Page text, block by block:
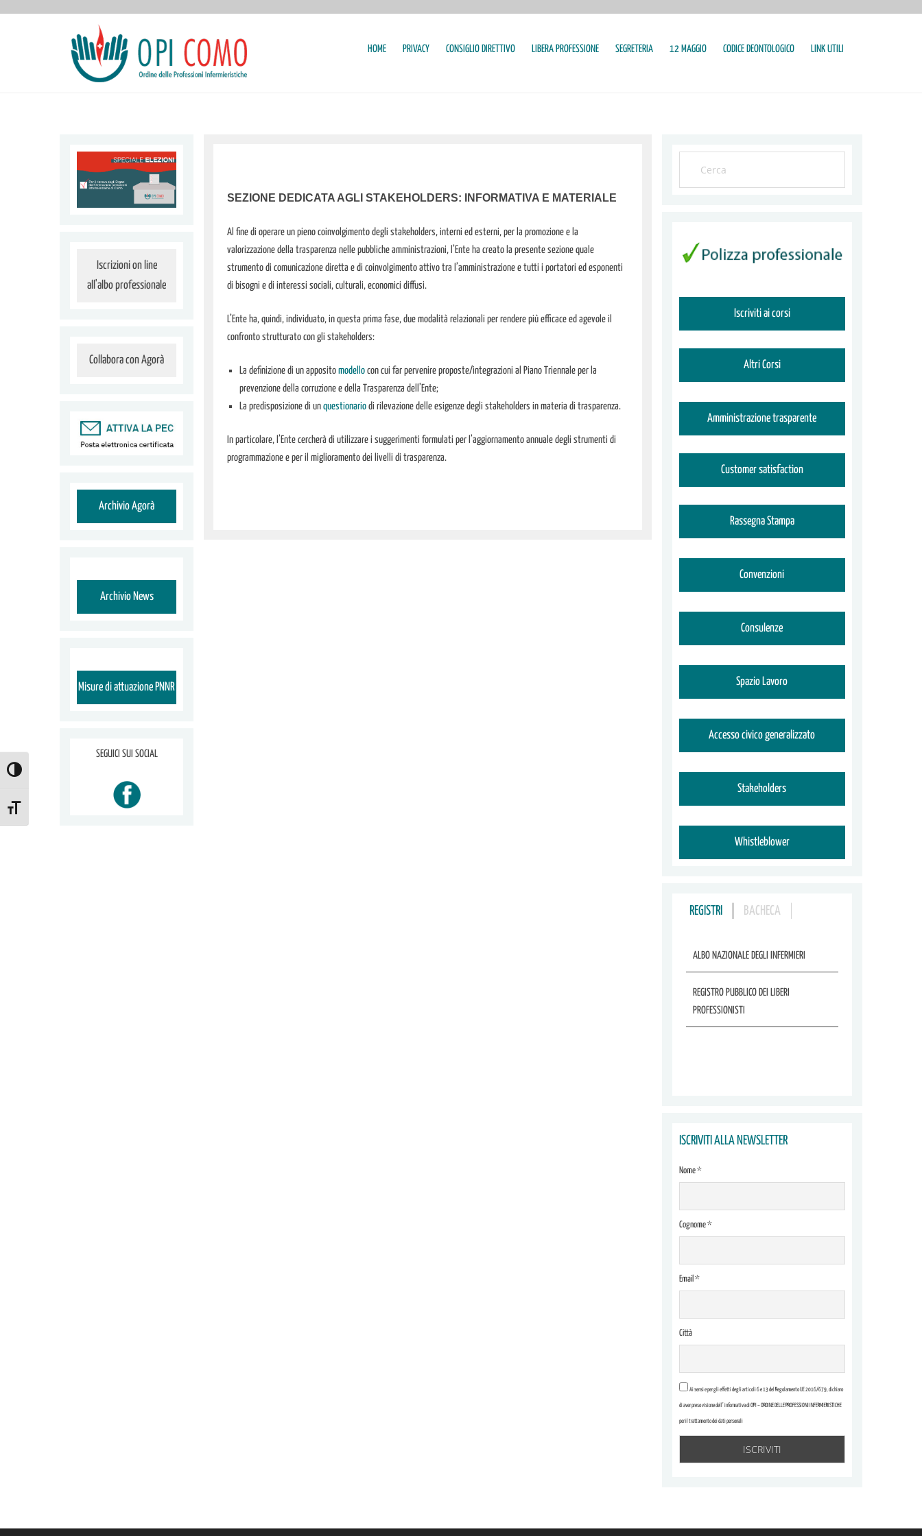
ATTIVA/DISATTIVA ALTO CONTRASTO
ATTIVA/DISATTIVA DIMENSIONE TESTO
HOME PRIVACY CONSIGLIO DIRETTIVO LIBERA PROFESSIONE SEGRETERIA 12 MAGGIO CODICE DEONTOLOGICO LINK UTILI
Iscrizioni on line
all'albo professionale
Collabora con Agorà
Archivio Agorà
Archivio News
Misure di attuazione PNNR
SEGUICI SUI SOCIAL
SEZIONE DEDICATA AGLI STAKEHOLDERS: INFORMATIVA E MATERIALE
Al fine di operare un pieno coinvolgimento degli stakeholders, interni ed esterni, per la promozione e la
valorizzazione della trasparenza nelle pubbliche amministrazioni, l’Ente ha creato la presente sezione quale
strumento di comunicazione diretta e di coinvolgimento attivo tra l’amministrazione e tutti i portatori ed esponenti
di bisogni e di interessi sociali, culturali, economici diffusi.
L’Ente ha, quindi, individuato, in questa prima fase, due modalità relazionali per rendere più efficace ed agevole il
confronto strutturato con gli stakeholders:
La definizione di un apposito modello con cui far pervenire proposte/integrazioni al Piano Triennale per la
prevenzione della corruzione e della Trasparenza dell’Ente;
La predisposizione di un questionario di rilevazione delle esigenze degli stakeholders in materia di trasparenza.
In particolare, l’Ente cercherà di utilizzare i suggerimenti formulati per l’aggiornamento annuale degli strumenti di
programmazione e per il miglioramento dei livelli di trasparenza.
Iscriviti ai corsi
Altri Corsi
Amministrazione trasparente
Customer satisfaction
Rassegna Stampa
Convenzioni
Consulenze
Spazio Lavoro
Accesso civico generalizzato
Stakeholders
Whistleblower
REGISTRI BACHECA
ALBO NAZIONALE DEGLI INFERMIERI
REGISTRO PUBBLICO DEI LIBERI
PROFESSIONISTI
ISCRIVITI ALLA NEWSLETTER
Nome *
Cognome *
Email *
Città
Ai sensi e per gli effetti degli articoli 6 e 13 del Regolamento UE 2016/679, dichiaro
di aver preso visione dell’ informativa di OPI – ORDINE DELLE PROFESSIONI INFERMIERISTICHE
per il trattamento dei dati personali